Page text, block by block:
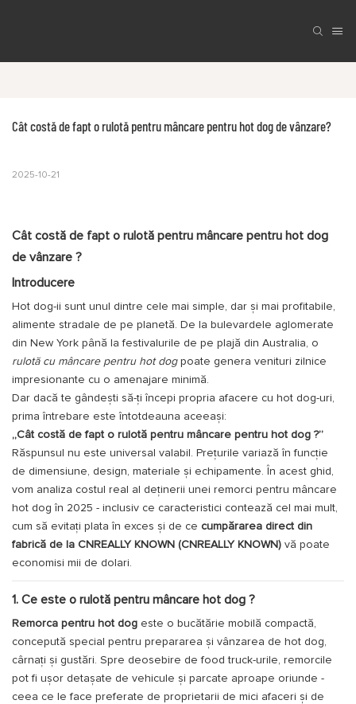
Cât costă de fapt o rulotă pentru mâncare pentru hot dog de vânzare?
2025-10-21
Cât costă de fapt o rulotă pentru mâncare pentru hot dog
de vânzare ?
Introducere
Hot dog-ii sunt unul dintre cele mai simple, dar și mai profitabile,
alimente stradale de pe planetă. De la bulevardele aglomerate
din New York până la festivalurile de pe plajă din Australia, o
rulotă cu mâncare pentru hot dogpoate genera venituri zilnice
impresionante cu o amenajare minimă.
Dar dacă te gândești să-ți începi propria afacere cu hot dog-uri,
prima întrebare este întotdeauna aceeași:
„Cât costă de fapt o rulotă pentru mâncare pentru hot dog ?”
Răspunsul nu este universal valabil. Prețurile variază în funcție
de dimensiune, design, materiale și echipamente. În acest ghid,
vom analiza costul real al deținerii unei remorci pentru mâncare
hot dog în 2025 - inclusiv ce caracteristici contează cel mai mult,
cum să evitați plata în exces și de ce cumpărarea direct din
fabrică de la CNREALLY KNOWN (CNREALLY KNOWN) vă poate
economisi mii de dolari.
1. Ce este o rulotă pentru mâncare hot dog ?
Remorca pentru hot dog este o bucătărie mobilă compactă,
concepută special pentru prepararea și vânzarea de hot dog,
cârnați și gustări. Spre deosebire de food truck-urile, remorcile
pot fi ușor detașate de vehicule și parcate aproape oriunde -
ceea ce le face preferate de proprietarii de mici afaceri și de